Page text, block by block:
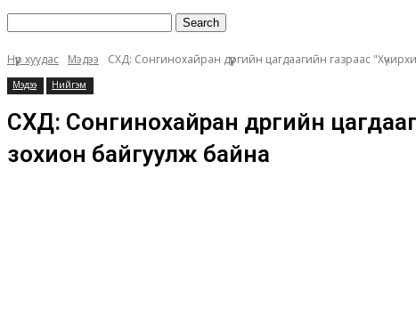
Нүүр хуудас Мэдээ СХД: Сонгинохайран дүүргийн цагдаагийн газраас
Мэдээ Нийгэм
СХД: Сонгинохайран дүүргийн
зохион байгуулж байна